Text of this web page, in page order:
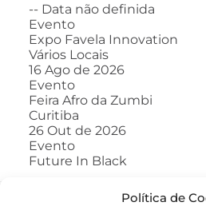
Política de
-- Data não definida
Evento
Expo Favela Innovation
Vários Locais
16 Ago de 2026
Evento
Feira Afro da Zumbi
Curitiba
26 Out de 2026
Evento
Future In Black